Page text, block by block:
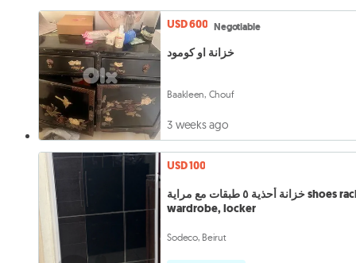
USD 600 Negotiable
خزانة او كومود
Baakleen, Chouf
3 weeks ago
USD 100
خزانة أحذية ٥ طبقات مع مراية shoes racks,
wardrobe, locker
Sodeco, Beirut